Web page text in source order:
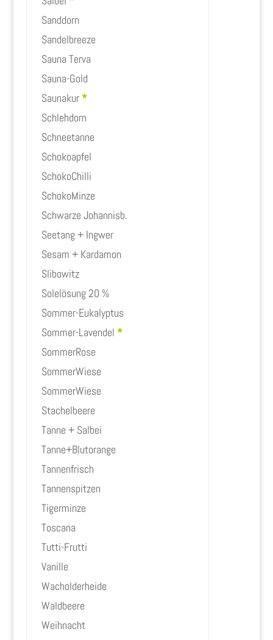
Sanddorn
Sandelbreeze
Sauna Terva
Sauna-Gold
Saunakur *
Schlehdorn
Schneetanne
Schokoapfel
SchokoChilli
SchokoMinze
Schwarze Johannisb.
Seetang + Ingwer
Sesam + Kardamon
Slibowitz
Solelösung 20 %
Sommer-Eukalyptus
Sommer-Lavendel *
SommerRose
SommerWiese
SommerWiese
Stachelbeere
Tanne + Salbei
Tanne+Blutorange
Tannenfrisch
Tannenspitzen
Tigerminze
Toscana
Tutti-Frutti
Vanille
Wacholderheide
Waldbeere
Weihnacht